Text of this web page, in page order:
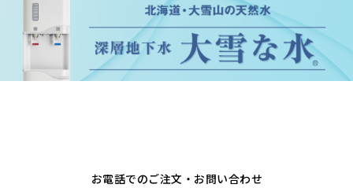
お電話でのご注文・お問い合わせ